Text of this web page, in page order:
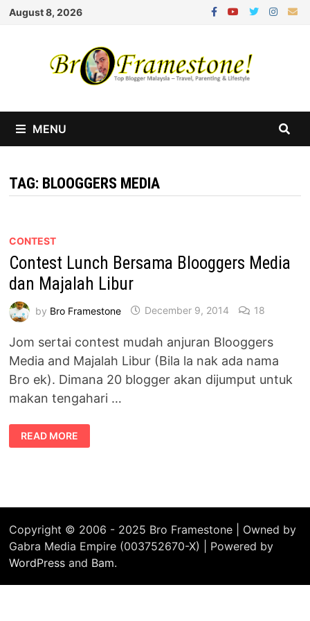
Skip
August 8, 2026
MENU
TAG: BLOOGGERS MEDIA
CONTEST
Contest Lunch Bersama Blooggers Media
dan Majalah Libur
by Bro Framestone December 9, 2014 18
Jom sertai contest mudah anjuran Blooggers
Media and Majalah Libur (Bila la nak ada nama
Bro ek). Dimana 20 blogger akan dijumput untuk
makan tengahari …
CONTEST
LUNCH
BERSAMA
READ MORE
Copyright © 2006 - 2025 Bro Framestone | Owned by
Gabra Media Empire (003752670-X) | Powered by
WordPress and Bam.